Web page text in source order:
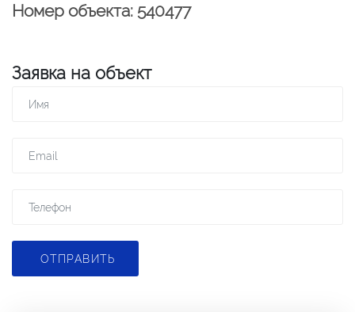
Номер объекта: 540477
Заявка на объект
ОТПРАВИТЬ